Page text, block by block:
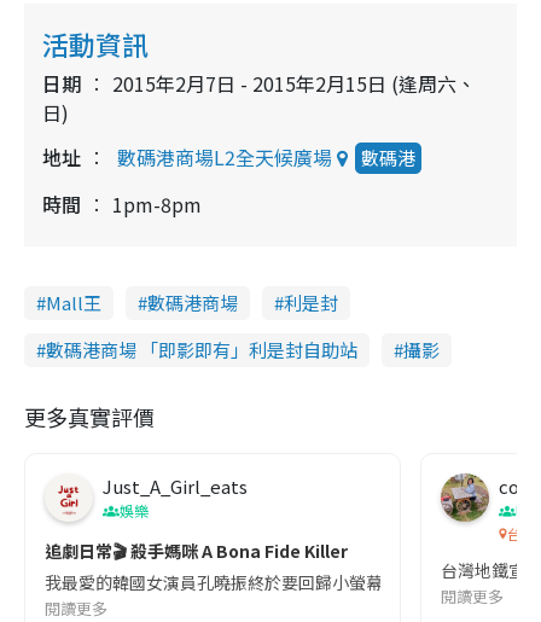
活動資訊
日期
2015年2月7日 - 2015年2月15日 (逢周六、
日)
地址
數碼港商場L2全天候廣場 數碼港
時間 1pm-8pm
Mall王 數碼港商場
利是封
數碼港商場 「即影即有」利是封自助站
攝影
更多真實評價
Just_A_Girl_eats
娛樂
追劇日常🎬 殺手媽咪 A Bona Fide Killer
我最愛的韓國女演員孔曉振終於要回歸小螢幕啦!這次的劇本改編
閱讀更多
co
吹
台灣
台灣地鐵宣
閱讀更多